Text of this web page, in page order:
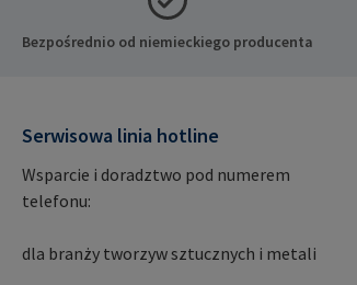
Niemcy E-Mail:
mail@rampa.com
Bezpośrednio od niemieckiego producenta
Serwisowa linia hotline
Wsparcie i doradztwo pod numerem
telefonu:
dla branży tworzyw sztucznych i metali